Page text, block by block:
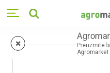
Preuzmite
Agromarket